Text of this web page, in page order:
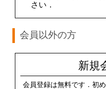
さい．
会員以外の方
新規
会員登録は無料です．初